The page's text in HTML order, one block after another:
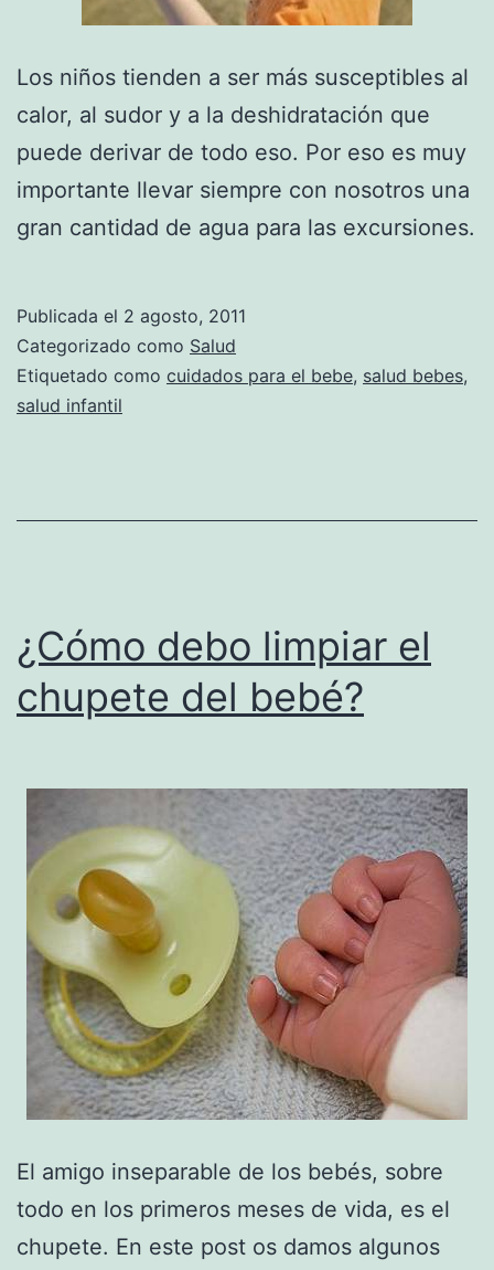
Los niños tienden a ser más susceptibles al
calor, al sudor y a la deshidratación que
puede derivar de todo eso. Por eso es muy
importante llevar siempre con nosotros una
gran cantidad de agua para las excursiones.
Publicada el 2 agosto, 2011
Categorizado como Salud
Etiquetado como cuidados para el bebe, salud bebes,
salud infantil
¿Cómo debo limpiar el
chupete del bebé?
El amigo inseparable de los bebés, sobre
todo en los primeros meses de vida, es el
chupete. En este post os damos algunos